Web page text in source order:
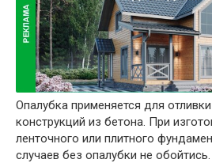
Опалубка применяется для
конструкций из бетона. При
ленточного или плитного
случаев без опалубки не